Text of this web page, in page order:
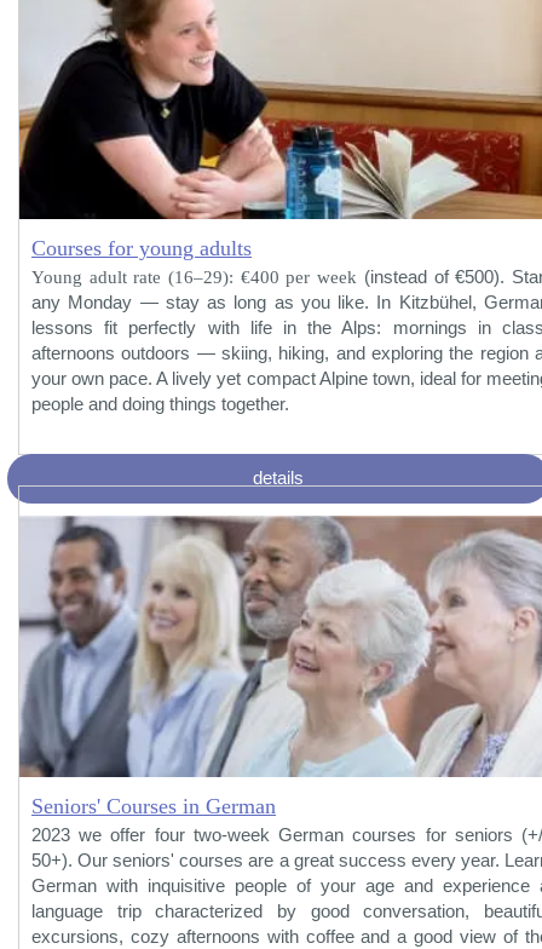
Courses for young adults
Young adult rate (16–29): €400 per week (instead of €500).
any Monday — stay as long as you like. In Kitzbühel,
lessons fit perfectly with life in the Alps: mornings in
afternoons outdoors — skiing, hiking, and exploring the region
your own pace. A lively yet compact Alpine town, ideal for
people and doing things together.
details
Seniors' Courses in German
2023 we offer four two-week German courses for seniors
50+). Our seniors' courses are a great success every year.
German with inquisitive people of your age and experience
language trip characterized by good conversation,
excursions, cozy afternoons with coffee and a good view of